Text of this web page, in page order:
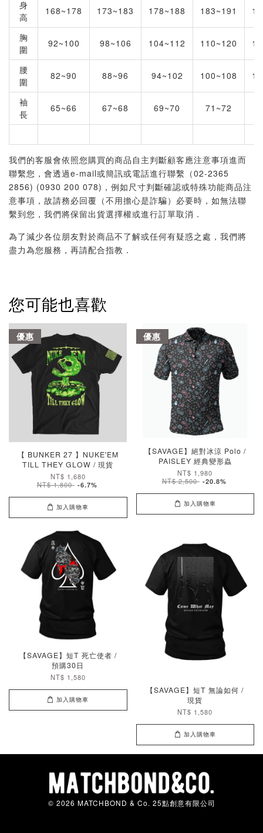
身
高
168~178 173~183 178~188 183~191
胸
圍
92~100 98~106 104~112 110~120
腰
圍
82~90 88~96 94~102 100~108
袖
長
65~66 67~68 69~70 71~72
我們的客服會依照您購買的商品自主判斷顧客應注意事項進而
聯繫您，會透過e-mail或簡訊或電話進行聯繫（02-2365
2856) (0930 200 078)，例如尺寸判斷確認或特殊功能商品注
意事項，故請務必回覆（不用擔心是詐騙）必要時，如無法聯
繫到您，我們將保留出貨選擇權或進行訂單取消．
為了減少各位朋友對於商品不了解或任何有疑惑之處，我們將
盡力為您服務，再請配合指教．
您可能也喜歡
優惠
【 BUNKER 27 】NUKE'EM
TILL THEY GLOW / 現貨
NT$ 1,680
NT$ 1,800 -6.7%
加入購物車
優惠
【SAVAGE】絕對冰涼 Polo /
PAISLEY 經典變形蟲
NT$ 1,980
NT$ 2,500 -20.8%
加入購物車
【SAVAGE】短T 死亡使者 /
預購30日
NT$ 1,580
加入購物車
【SAVAGE】短T 無論如何 /
現貨
NT$ 1,580
加入購物車
© 2026 MATCHBOND & Co. 25點創意有限公司